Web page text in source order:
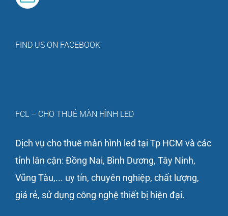
FIND US ON FACEBOOK
FCL – CHO THUÊ MÀN HÌNH LED
Dịch vụ cho thuê màn hình led tại Tp HCM và các
tỉnh lân cận: Đồng Nai, Bình Dương, Tây Ninh,
Vũng Tàu,... uy tín, chuyên nghiệp, chất lượng,
giá rẻ, sử dụng công nghệ thiết bị hiện đại.